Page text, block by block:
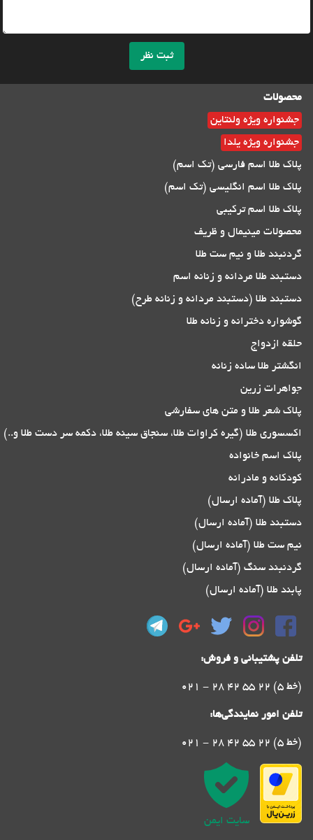
ثبت نظر
محصولات
جشنواره ویژه ولنتاین
جشنواره ویژه یلدا
پلاک طلا اسم فارسی (تک اسم)
پلاک طلا اسم انگلیسی (تک اسم)
پلاک طلا اسم ترکیبی
محصولات مینیمال و ظریف
گردنبند طلا و نیم ست طلا
دستبند طلا مردانه و زنانه اسم
دستبند طلا (دستبند مردانه و زنانه طرح)
گوشواره دخترانه و زنانه طلا
حلقه ازدواج
انگشتر طلا ساده زنانه
جواهرات زرین
پلاک شعر طلا و متن های سفارشی
اکسسوری طلا (گیره کراوات طلا، سنجاق سینه طلا، دکمه سر دست طلا و..)
پلاک اسم خانواده
کودکانه و مادرانه
پلاک طلا (آماده ارسال)
دستبند طلا (آماده ارسال)
نیم ست طلا (آماده ارسال)
گردنبند سنگ (آماده ارسال)
پابند طلا (آماده ارسال)
تلفن پشتیبانی و فروش:
021 - 28 42 55 22 (5 خط)
تلفن امور نمایندگی‌ها:
021 - 28 42 55 22 (5 خط)
سایت ایمن